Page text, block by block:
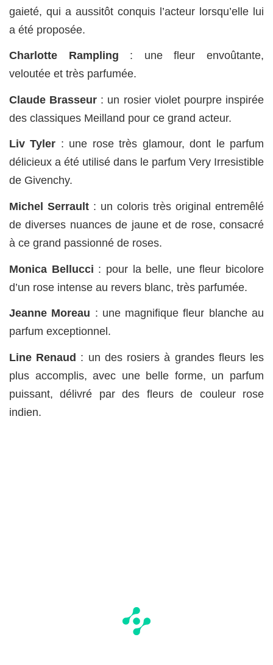
gaieté, qui a aussitôt conquis l’acteur lorsqu’elle lui
a été proposée.
Charlotte Rampling : une fleur envoûtante,
veloutée et très parfumée.
Claude Brasseur : un rosier violet pourpre inspirée
des classiques Meilland pour ce grand acteur.
Liv Tyler : une rose très glamour, dont le parfum
délicieux a été utilisé dans le parfum Very Irresistible
de Givenchy.
Michel Serrault : un coloris très original entremêlé
de diverses nuances de jaune et de rose, consacré
à ce grand passionné de roses.
Monica Bellucci : pour la belle, une fleur bicolore
d’un rose intense au revers blanc, très parfumée.
Jeanne Moreau : une magnifique fleur blanche au
parfum exceptionnel.
Line Renaud : un des rosiers à grandes fleurs les
plus accomplis, avec une belle forme, un parfum
puissant, délivré par des fleurs de couleur rose
indien.